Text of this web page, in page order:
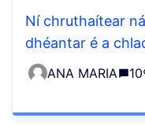
Ní chruthaítear
dhéantar é a
ANA MARIA 10